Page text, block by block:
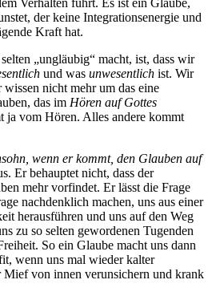
der keine Integrationsenergie und
Kraft hat.
„ungläubig“ macht, ist, dass wir
und was unwesentlich ist. Wir
nicht mehr um das eine
das im Hören auf Gottes
ja vom Hören. Alles andere kommt
wenn er kommt, den Glauben auf
Er behauptet nicht, dass der
mehr vorfindet. Er lässt die Frage
nachdenklich machen, uns aus einer
herausführen und uns auf den Weg
zu so selten gewordenen Tugenden
So ein Glaube macht uns dann
wenn uns mal wieder kalter
von innen verunsichern und krank